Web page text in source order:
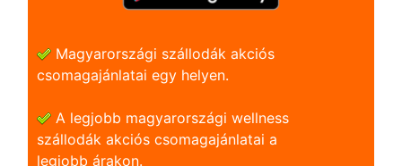
Magyarországi szállodák akciós
csomagajánlatai egy helyen.
A legjobb magyarországi wellness
szállodák akciós csomagajánlatai a
legjobb árakon.